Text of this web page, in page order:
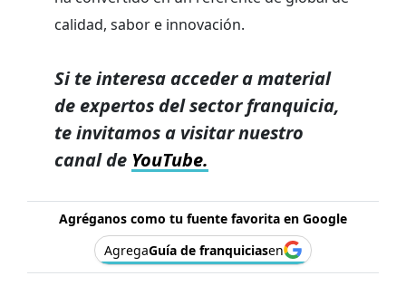
calidad, sabor e innovación.
Si te interesa acceder a material
de expertos del sector franquicia,
te invitamos a visitar nuestro
canal de YouTube.
Agréganos como tu fuente favorita en Google
AgregaGuía de franquiciasen